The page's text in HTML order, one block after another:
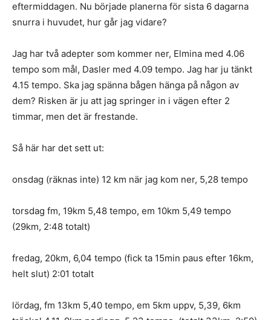
eftermiddagen. Nu började planerna för sista 6 dagarna
snurra i huvudet, hur går jag vidare?
Jag har två adepter som kommer ner, Elmina med 4.06
tempo som mål, Dasler med 4.09 tempo. Jag har ju tänkt
4.15 tempo. Ska jag spänna bågen hänga på någon av
dem? Risken är ju att jag springer in i vägen efter 2
timmar, men det är frestande.
Så här har det sett ut:
onsdag (räknas inte) 12 km när jag kom ner, 5,28 tempo
torsdag fm, 19km 5,48 tempo, em 10km 5,49 tempo
(29km, 2:48 totalt)
fredag, 20km, 6,04 tempo (fick ta 15min paus efter 16km,
helt slut) 2:01 totalt
lördag, fm 13km 5,40 tempo, em 5km uppv, 5,39, 6km